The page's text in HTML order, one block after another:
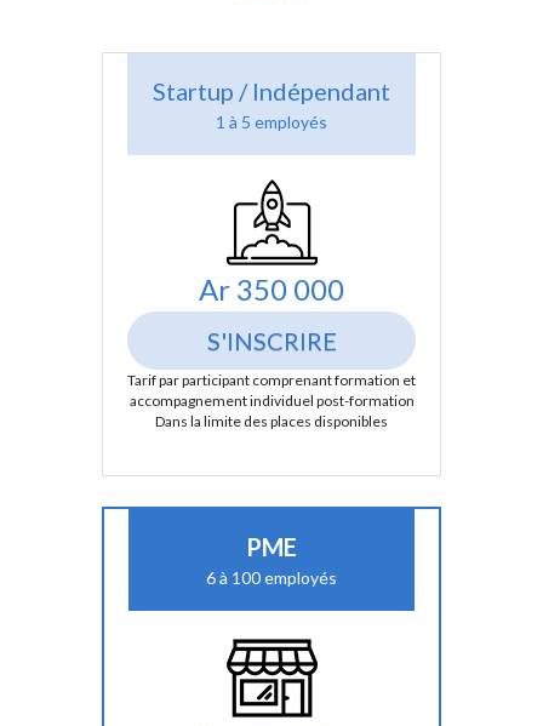
Startup / Indépendant
1 à 5 employés
Ar 350 000
S'INSCRIRE
Tarif par participant comprenant formation et
accompagnement individuel post-formation
Dans la limite des places disponibles
PME
6 à 100 employés